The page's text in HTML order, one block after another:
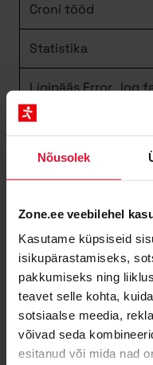
Nõusolek
Zone.ee veebilehel
Kasutame küpsiseid
isikupärastamiseks,
pakkumiseks ning
teavet selle kohta,
sotsiaalse meedia,
võivad seda
esitanud või mida nad
Croni tööd
Statistika
Ligipääs Error_log
Custom error pages
PHP tugi (ver 5.6 ->
täpsemat
Zend Optimizer
ImageMagick
Netpbm
Paralleeltöö ühikuid